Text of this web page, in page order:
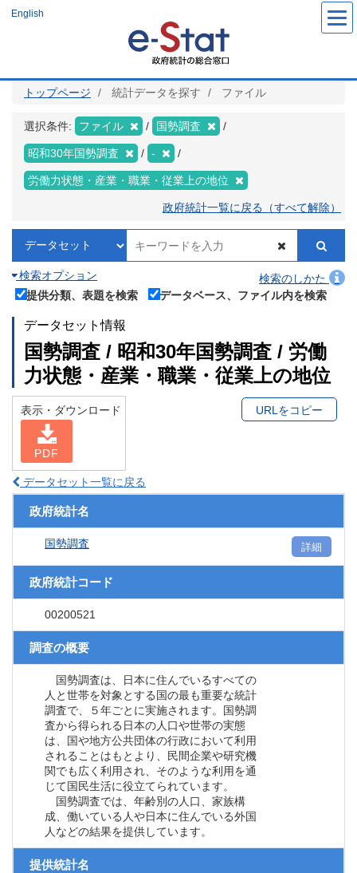
ツ
English
トップページ 統計データを探す ファイル
選択条件: ファイル 国勢調査
昭和30年国勢調査 -
労働力状態・産業・職業・従業上の地位
政府統計一覧に戻る（すべて解除）
検索オプション
検索のしかた
提供分類、表題を検索
データベース、ファイル内を検索
データセット情報
国勢調査 / 昭和30年国勢調査 / 労働
力状態・産業・職業・従業上の地位
表示・ダウンロード
PDF
URLをコピー
データセット一覧に戻る
政府統計名
国勢調査 詳細
政府統計コード
00200521
調査の概要
国勢調査は、日本に住んでいるすべての
人と世帯を対象とする国の最も重要な統計
調査で、５年ごとに実施されます。国勢調
査から得られる日本の人口や世帯の実態
は、国や地方公共団体の行政において利用
されることはもとより、民間企業や研究機
関でも広く利用され、そのような利用を通
じて国民生活に役立てられています。
国勢調査では、年齢別の人口、家族構
成、働いている人や日本に住んでいる外国
人などの結果を提供しています。
提供統計名